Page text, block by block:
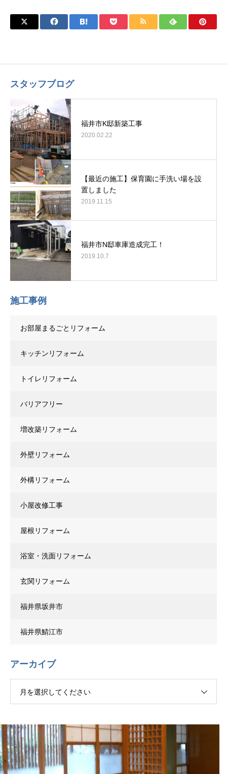
スタッフブログ
福井市K邸新築工事
2020.02.22
【最近の施工】保育園に手洗い場を設
置しました
2019.11.15
福井市N邸車庫造成完工！
2019.10.7
施工事例
お部屋まるごとリフォーム
キッチンリフォーム
トイレリフォーム
バリアフリー
増改築リフォーム
外壁リフォーム
外構リフォーム
小屋改修工事
屋根リフォーム
浴室・洗面リフォーム
玄関リフォーム
福井県坂井市
福井県鯖江市
アーカイブ
月を選択してください